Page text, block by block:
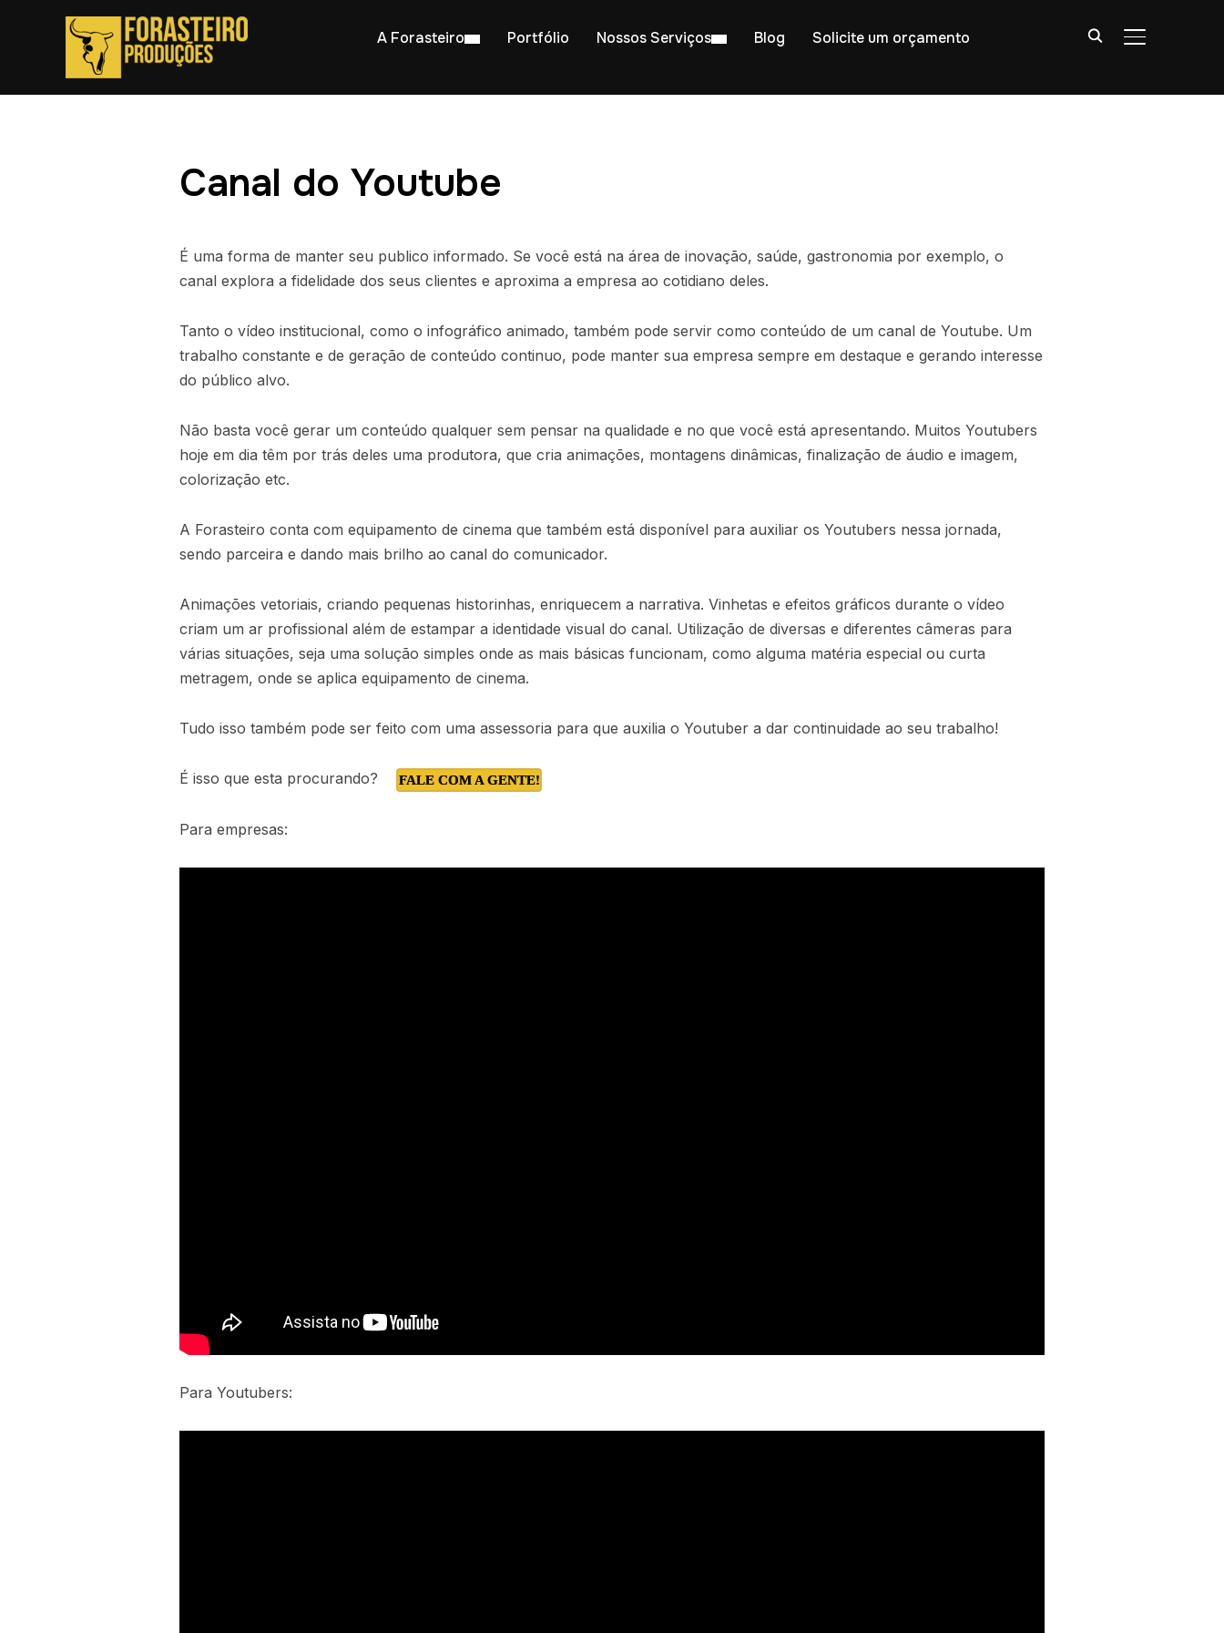
ALTERNAR
A Forasteiro Portfólio Nossos Serviços Blog Solicite um orçamento
Canal do Youtube
É uma forma de manter seu publico informado. Se você está na área de inovação, saúde, gastronomia por exemplo, o
canal explora a fidelidade dos seus clientes e aproxima a empresa ao cotidiano deles.
Tanto o vídeo institucional, como o infográfico animado, também pode servir como conteúdo de um canal de Youtube. Um
trabalho constante e de geração de conteúdo continuo, pode manter sua empresa sempre em destaque e gerando interesse
do público alvo.
Não basta você gerar um conteúdo qualquer sem pensar na qualidade e no que você está apresentando. Muitos Youtubers
hoje em dia têm por trás deles uma produtora, que cria animações, montagens dinâmicas, finalização de áudio e imagem,
colorização etc.
A Forasteiro conta com equipamento de cinema que também está disponível para auxiliar os Youtubers nessa jornada,
sendo parceira e dando mais brilho ao canal do comunicador.
Animações vetoriais, criando pequenas historinhas, enriquecem a narrativa. Vinhetas e efeitos gráficos durante o vídeo
criam um ar profissional além de estampar a identidade visual do canal. Utilização de diversas e diferentes câmeras para
várias situações, seja uma solução simples onde as mais básicas funcionam, como alguma matéria especial ou curta
metragem, onde se aplica equipamento de cinema.
Tudo isso também pode ser feito com uma assessoria para que auxilia o Youtuber a dar continuidade ao seu trabalho!
É isso que esta procurando? FALE COM A GENTE!
Para empresas:
Para Youtubers: